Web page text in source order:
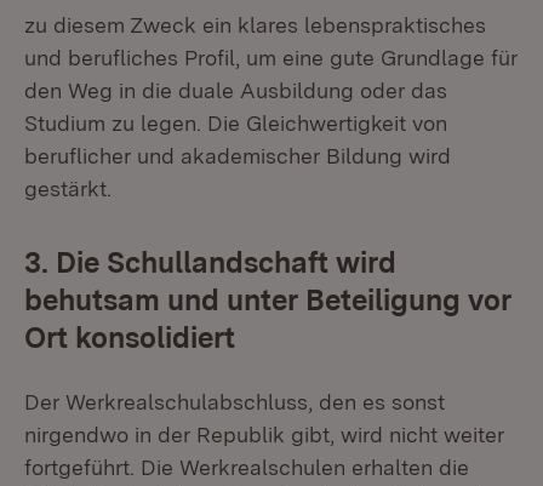
zu diesem Zweck ein klares lebenspraktisches
und berufliches Profil, um eine gute Grundlage für
den Weg in die duale Ausbildung oder das
Studium zu legen. Die Gleichwertigkeit von
beruflicher und akademischer Bildung wird
gestärkt.
3. Die Schullandschaft wird
behutsam und unter Beteiligung vor
Ort konsolidiert
Der Werkrealschulabschluss, den es sonst
nirgendwo in der Republik gibt, wird nicht weiter
fortgeführt. Die Werkrealschulen erhalten die